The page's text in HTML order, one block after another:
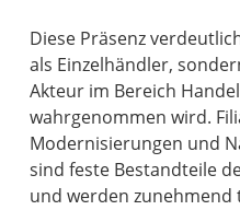
Diese Präsenz
als Einzelhändler,
Akteur im Bereich
wahrgenommen wird.
Modernisierungen und
sind feste Bestandteile
und werden